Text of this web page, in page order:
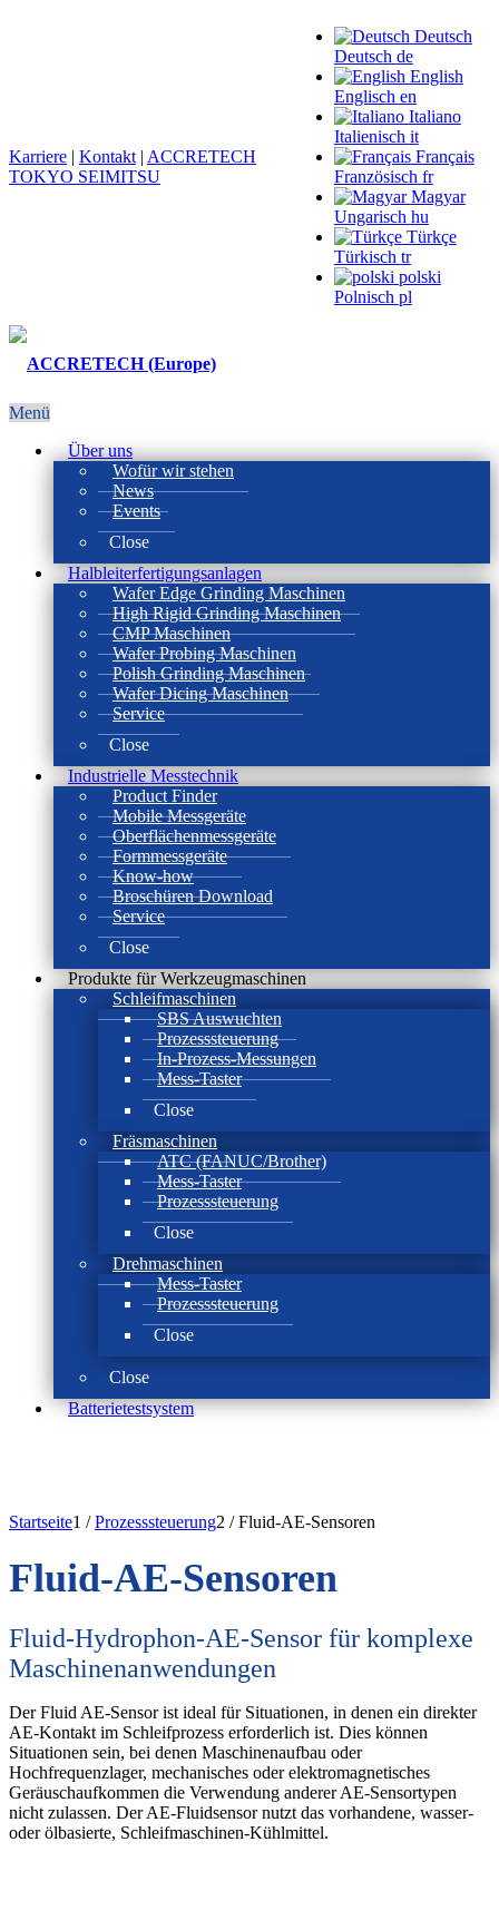
Deutsch
Deutsch de
English
Englisch en
Italiano
Italienisch it
Français
Französisch fr
Magyar
Ungarisch hu
Türkçe
Türkisch tr
polski
Polnisch pl
Karriere | Kontakt | ACCRETECH
TOKYO SEIMITSU
Menü
Über uns
Wofür wir stehen
News
Events
Close
Halbleiterfertigungsanlagen
Wafer Edge Grinding Maschinen
High Rigid Grinding Maschinen
CMP Maschinen
Wafer Probing Maschinen
Polish Grinding Maschinen
Wafer Dicing Maschinen
Service
Close
Industrielle Messtechnik
Product Finder
Mobile Messgeräte
Oberflächenmessgeräte
Formmessgeräte
Know-how
Broschüren Download
Service
Close
Produkte für Werkzeugmaschinen
Schleifmaschinen
SBS Auswuchten
Prozesssteuerung
In-Prozess-Messungen
Mess-Taster
Close
Fräsmaschinen
ATC (FANUC/Brother)
Mess-Taster
Prozesssteuerung
Close
Drehmaschinen
Mess-Taster
Prozesssteuerung
Close
Close
Batterie­test­system
Startseite1 / Prozesssteuerung2 / Fluid-AE-Sensoren
Fluid-AE-Sensoren
Fluid-Hydrophon-AE-Sensor für komplexe
Maschinenanwendungen
Der Fluid AE-Sensor ist ideal für Situationen, in denen ein direkter
AE-Kontakt im Schleifprozess erforderlich ist. Dies können
Situationen sein, bei denen Maschinenaufbau oder
Hochfrequenzlager, mechanisches oder elektromagnetisches
Geräuschaufkommen die Verwendung anderer AE-Sensortypen
nicht zulassen. Der AE-Fluidsensor nutzt das vorhandene, wasser-
oder ölbasierte, Schleifmaschinen-Kühlmittel.